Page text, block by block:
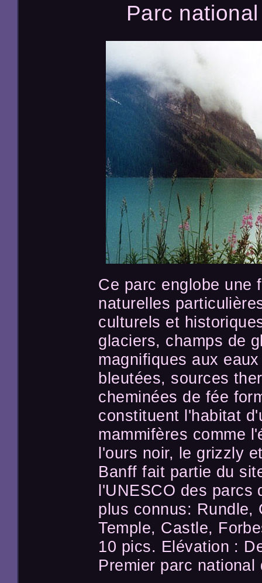
Parc
Ce parc englobe une
naturelles
culturels et
glaciers, champs de
magnifiques aux
bleutées, sources
cheminées de fée
constituent l'habitat
mammifères comme
l'ours noir, le grizzly
Banff fait partie du
l'UNESCO des parcs
plus connus: Rundle,
Temple, Castle,
10 pics. Elévation :
Premier parc national